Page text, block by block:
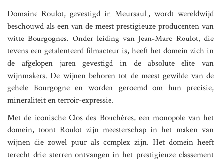
Domaine Roulot, gevestigd in Meursault, wordt wereldwijd
beschouwd als een van de meest prestigieuze producenten van
witte Bourgognes. Onder leiding van Jean-Marc Roulot, die
tevens een getalenteerd filmacteur is, heeft het domein zich in
de afgelopen jaren gevestigd in de absolute elite van
wijnmakers. De wijnen behoren tot de meest gewilde van de
gehele Bourgogne en worden geroemd om hun precisie,
mineraliteit en terroir-expressie.
Met de iconische Clos des Bouchères, een monopole van het
domein, toont Roulot zijn meesterschap in het maken van
wijnen die zowel puur als complex zijn. Het domein heeft
terecht drie sterren ontvangen in het prestigieuze classement